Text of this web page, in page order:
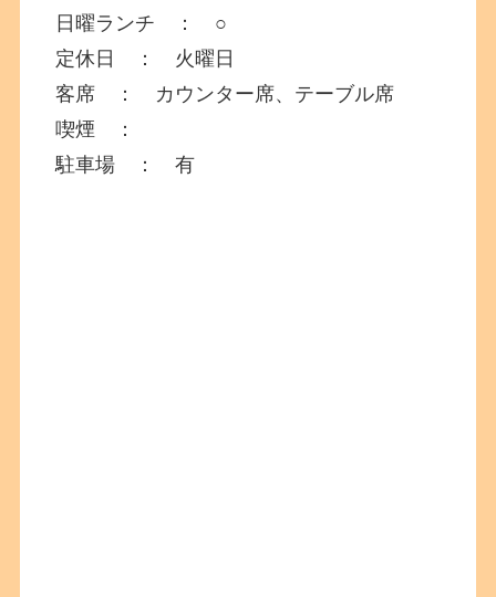
日曜ランチ ： ○
定休日 ： 火曜日
客席 ： カウンター席、テーブル席
喫煙 ：
駐車場 ： 有